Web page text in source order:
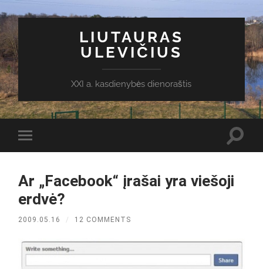
LIUTAURAS
ULEVIČIUS
XXI a. kasdienybės dienoraštis
Toggle
mobile
Ar „Facebook“ įrašai yra viešoji
erdvė?
2009.05.16 / 12 COMMENTS